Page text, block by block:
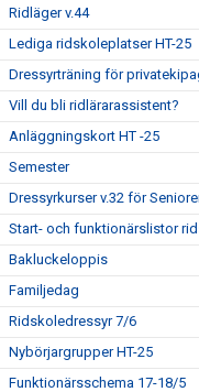
Ridläger v.44
Lediga ridskoleplatser HT-25
Dressyrträning för
Vill du bli ridlärarassistent?
Anläggningskort HT -25
Semester
Dressyrkurser v.32 för
Start- och funktionärslistor
Bakluckeloppis
Familjedag
Ridskoledressyr 7/6
Nybörjargrupper HT-25
Funktionärsschema 17-18/5